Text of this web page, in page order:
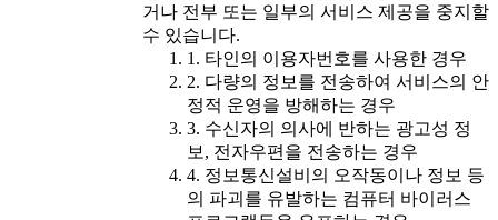
거나 전부 또는 일부의 서비스 제공을 중지할
수 있습니다.
1. 타인의 이용자번호를 사용한 경우
2. 다량의 정보를 전송하여 서비스의 안
정적 운영을 방해하는 경우
3. 수신자의 의사에 반하는 광고성 정
보, 전자우편을 전송하는 경우
4. 정보통신설비의 오작동이나 정보 등
의 파괴를 유발하는 컴퓨터 바이러스